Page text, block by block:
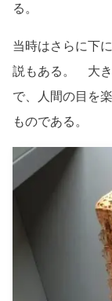
る。
当時はさらに下
説もある。 大き
で、人間の目を
ものである。